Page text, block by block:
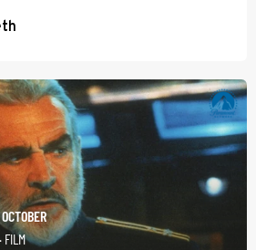
· FILM